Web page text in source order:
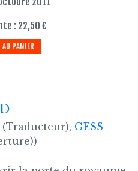
: 22,50 €
AU PANIER
(Traducteur), GESS